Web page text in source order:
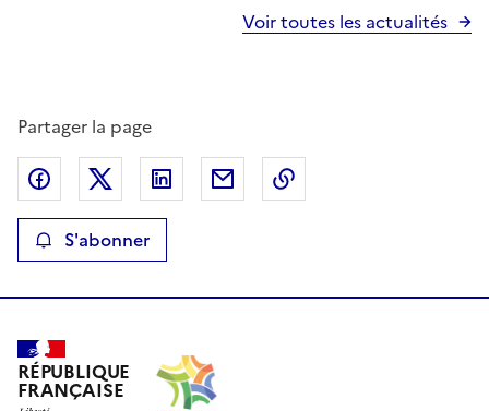
s
Voir toutes les actualités
Partager la page
Partager sur Facebook
Partager sur XPartager sur LinkedIn
Partager par email
S'abonner
RÉPUBLIQUE
FRANÇAISE